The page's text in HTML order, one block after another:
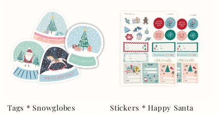
Tags * Snowglobes Stickers * Happy Santa